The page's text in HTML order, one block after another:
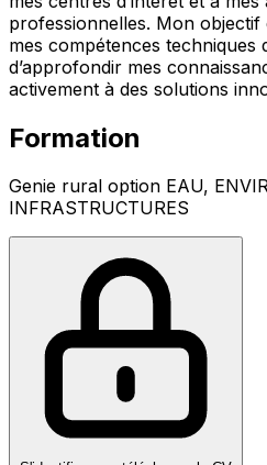
professionnelles. Mon
mes compétences techniques
d’approfondir mes
activement à des solutions
Formation
Genie rural option EAU,
INFRASTRUCTURES